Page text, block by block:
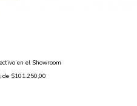
en el Showroom
de $101.250,00